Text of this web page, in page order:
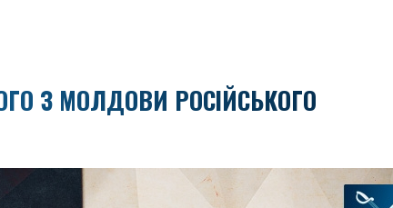
З МОЛДОВИ РОСІЙСЬКОГО